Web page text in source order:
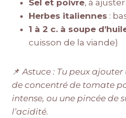
Sel et poivre, à
Herbes italiennes :
1 à 2 c. à soupe
cuisson de la viande)
📌 Astuce : Tu peux
de concentré de tomate
intense, ou une pincée de
l’acidité.